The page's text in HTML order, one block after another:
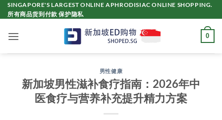
Skip
to
SINGAPORE'S LARGEST ONLINE APHRODISIAC ONLINE SHOPPING.
所有商品货到付款 保护隐私
0
男性健康
新加坡男性滋补食疗指南：2026年中
医食疗与营养补充提升精力方案